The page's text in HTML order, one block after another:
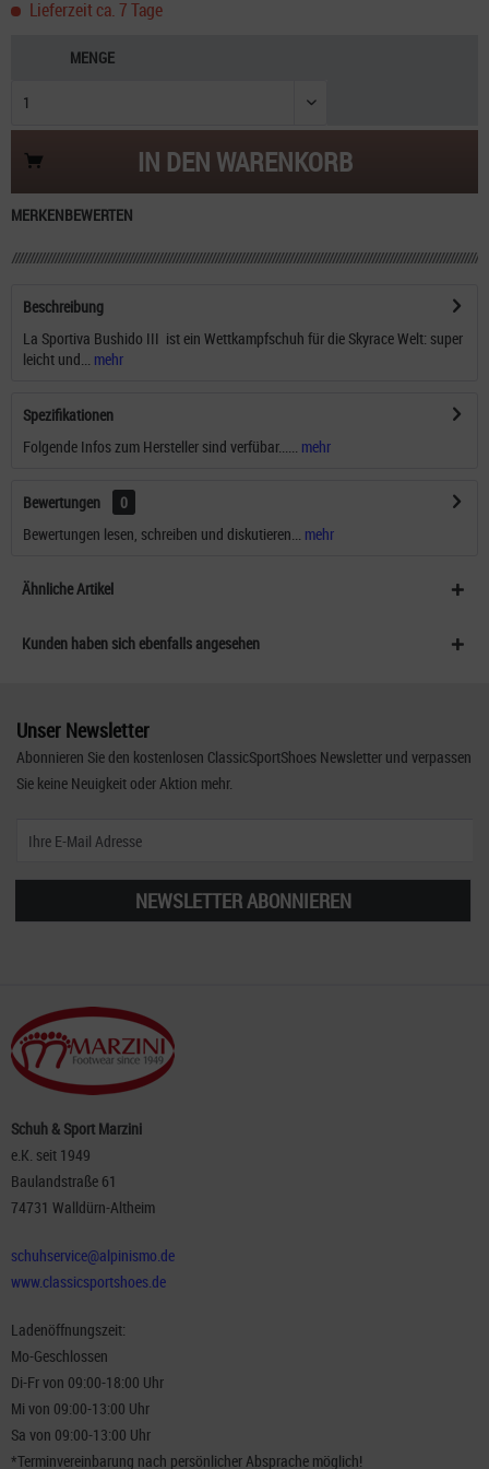
Lieferzeit ca. 7 Tage
MENGE
IN DENWARENKORB
MERKENBEWERTEN
Beschreibung
La Sportiva Bushido III ist ein Wettkampfschuh für die Skyrace Welt: super
leicht und...
mehr
Spezifikationen
Folgende Infos zum Hersteller sind verfübar...... mehr
Bewertungen
0
Bewertungen lesen, schreiben und diskutieren...
mehr
Ähnliche Artikel
Kunden haben sich ebenfalls angesehen
Unser Newsletter
Abonnieren Sie den kostenlosen ClassicSportShoes Newsletter und verpassen
Sie keine Neuigkeit oder Aktion mehr.
NEWSLETTER ABONNIEREN
Schuh & Sport Marzini
e.K. seit 1949
Baulandstraße 61
74731 Walldürn-Altheim
schuhservice@alpinismo.de
www.classicsportshoes.de
Ladenöffnungszeit:
Mo-Geschlossen
Di-Fr von 09:00-18:00 Uhr
Mi von 09:00-13:00 Uhr
Sa von 09:00-13:00 Uhr
*Terminvereinbarung nach persönlicher Absprache möglich!